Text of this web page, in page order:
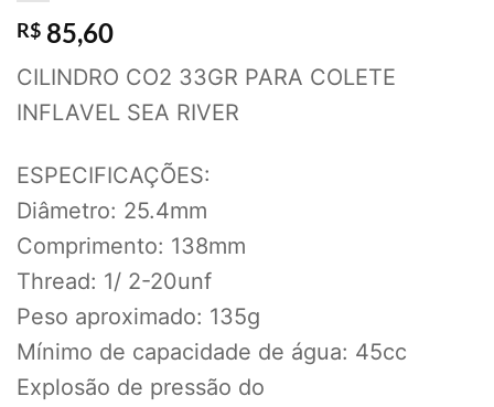
R$ 85,60
CILINDRO CO2 33GR PARA COLETE
INFLAVEL SEA RIVER
ESPECIFICAÇÕES:
Diâmetro: 25.4mm
Comprimento: 138mm
Thread: 1/ 2-20unf
Peso aproximado: 135g
Mínimo de capacidade de água: 45cc
Explosão de pressão do